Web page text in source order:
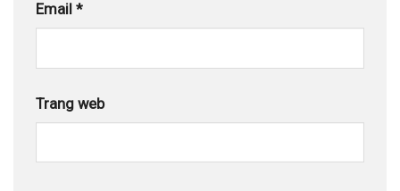
Email *
Trang web